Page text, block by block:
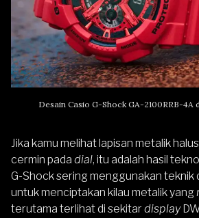
Desain Casio G-Shock GA-2100RRB-4A
Jika kamu melihat lapisan metalik
cermin pada dial, itu adalah hasil
G-Shock sering menggunakan teknik
untuk menciptakan kilau metalik yang
terutama terlihat di sekitar display